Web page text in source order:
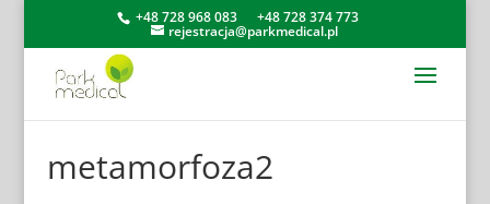
+48 728 968 083 +48 728 374 773
rejestracja@parkmedical.pl
metamorfoza2